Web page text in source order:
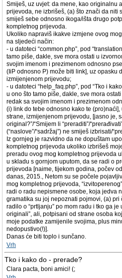
Smiješ, uz uvjet: da mene, kao originalnu
prijevoda, ne izbrišeš, (a) što znači da niti
smiješ sebe odnosno ikoga/išta drugo
kompletnog prijevoda.
Ukoliko napraviš ikakve izmjene ovog
na sljedeći način:
- u datoteci “common.php”, pod
tamo piše, dakle, sve mora ostati u
svojim imenom i prezimenom odnosno
(IiP odnosno P) može biti link], uz opasku
izmijenjenom prijevodu;
- u datoteci “help_faq.php”, pod “Tko i
u ono što tamo piše, dakle, sve mora
redak sa svojim imenom i prezimenom
(i) link do tebe odnosno kako te
strane, izmijenjenom prijevodu, [jasno je,
original?”/“Smijem li “preraditi”/
(“naslove”/“sadržaj”) ne smiješ izbrisati/
Iz gornjeg je razvidno da ne dopuštam
kompletnog prijevoda ukoliko izbrišeš
preradu ovog mog kompletnog prijevoda
u skladu s gornjom uputom, da se radi o
prijevoda [naime, tijekom godina, počev
danas, 2015., Netom su se počele
mog kompletnog prijevoda,
radi o radu nepismene osobe, koja jedva
gramatika su joj nepoznati pojmovi, (a)
radilo o “prtljanju” po mom radu i tko ga
originali”, ali, potpisani od strane osoba
moje podatke zamijenile svojima, plus
nedopustivo(!)].
Danas će biti toplo i sunčano.
Vrh
Tko i kako do - prerade?
Clara pacta, boni amici! (;